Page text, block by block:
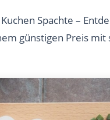
Spachte –
günstigen Preis mit